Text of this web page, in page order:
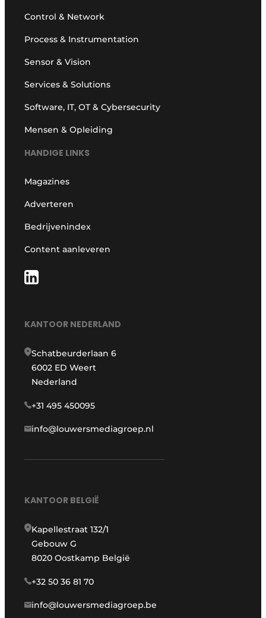
Control & Network
Process & Instrumentation
Sensor & Vision
Services & Solutions
Software, IT, OT & Cybersecurity
Mensen & Opleiding
HANDIGE LINKS
Magazines
Adverteren
Bedrijvenindex
Content aanleveren
KANTOOR NEDERLAND
Schatbeurderlaan 6
6002 ED Weert
Nederland
+31 495 450095
info@louwersmediagroep.nl
KANTOOR BELGIË
Kapellestraat 132/1
Gebouw G
8020 Oostkamp België
+32 50 36 81 70
info@louwersmediagroep.be